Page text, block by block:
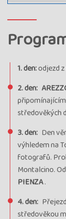
1. den:odjezd
2. den:
připomínajícím
středověkých
3. den: Den
výhledem na
fotografů.
Montalcino.
PIENZA.
4. den:
středověkou